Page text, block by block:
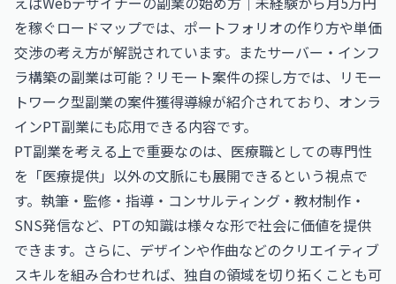
を稼ぐロードマップでは、ポートフォリオの作り方や単価
交渉の考え方が解説されています。またサーバー・インフ
ラ構築の副業は可能？リモート案件の探し方では、リモー
トワーク型副業の案件獲得導線が紹介されており、オンラ
インPT副業にも応用できる内容です。
PT副業を考える上で重要なのは、医療職としての専門性
を「医療提供」以外の文脈にも展開できるという視点で
す。執筆・監修・指導・コンサルティング・教材制作・
SNS発信など、PTの知識は様々な形で社会に価値を提供
できます。さらに、デザインや作曲などのクリエイティブ
スキルを組み合わせれば、独自の領域を切り拓くことも可